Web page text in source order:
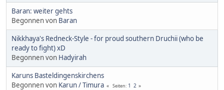
Baran: weiter gehts
Begonnen von Baran
Nikkhaya's Redneck-Style - for proud southern Druchii (who be
ready to fight) xD
Begonnen von Hadyirah
Karuns Basteldingenskirchens
Begonnen von Karun / Timura Seiten 1 2